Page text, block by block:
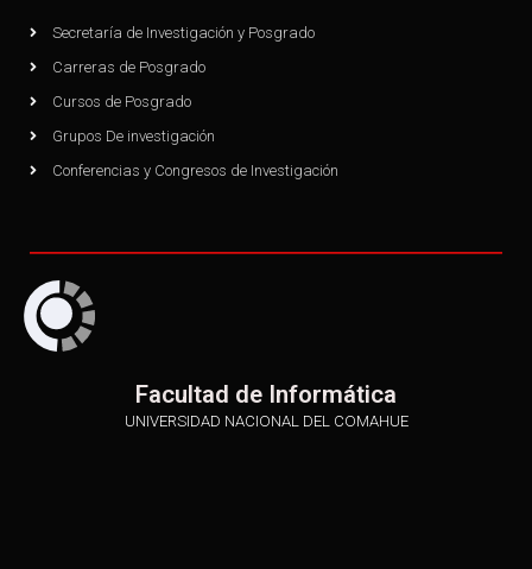
Secretaría de Investigación y Posgrado
Carreras de Posgrado
Cursos de Posgrado
Grupos De investigación
Conferencias y Congresos de Investigación
Facultad de Informática
UNIVERSIDAD NACIONAL DEL COMAHUE